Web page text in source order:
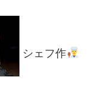
シェフ作